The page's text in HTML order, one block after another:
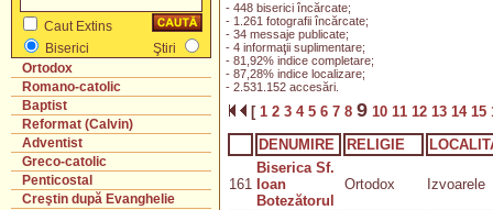
Caut Extins
Biserici
Ştiri
Ortodox
Romano-catolic
Baptist
Reformat (Calvin)
Adventist
Greco-catolic
Penticostal
Creştin după Evanghelie
- 448 biserici încărcate;
- 1.261 fotografii încărcate;
- 34 messaje publicate;
- 4 informaţii suplimentare;
- 81,92% indice completare;
- 87,28% indice localizare;
- 2.531.152 accesări.
[1 2 3 4 5 6 7 8 9 10 11 12 13 14 15
DENUMIRE
RELIGIE
161
Biserica Sf.
Ioan
Botezătorul
Ortodox Izvoarele